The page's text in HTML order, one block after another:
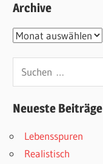
Archive
Archive
Suchen
nach:
Neueste Beiträge
Lebensspuren
Realistisch